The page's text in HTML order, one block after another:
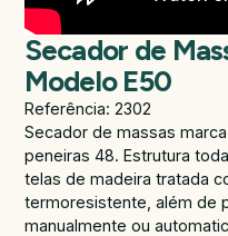
Secador de
Modelo E50
Referência: 2302
Secador de massas
peneiras 48. Estrutura
telas de madeira tratada
termoresistente, além de
manualmente ou